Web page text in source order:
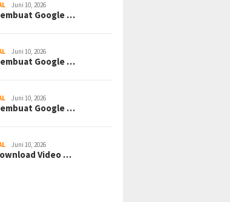
Juni 10, 2026
Google …
Juni 10, 2026
Google …
Juni 10, 2026
Google …
Juni 10, 2026
Video …